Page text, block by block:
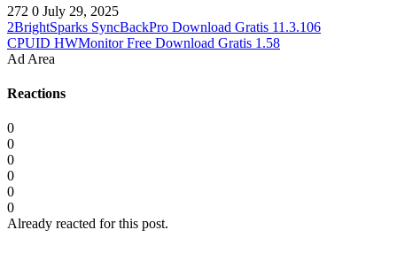
272 0 July 29, 2025
2BrightSparks SyncBackPro Download Gratis 11.3.106
CPUID HWMonitor Free Download Gratis 1.58
Ad Area
Reactions
0
0
0
0
0
0
Already reacted for this post.